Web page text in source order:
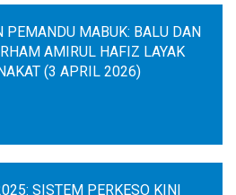
PEMANDU MABUK: BALU DAN
AMIRUL HAFIZ LAYAK
(3 APRIL 2026)
SISTEM PERKESO KINI